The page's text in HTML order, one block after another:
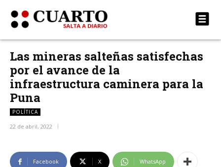
Las mineras salteñas satisfechas
por el avance de la
infraestructura caminera para la
Puna
POLÍTICA
22 de abril, 2022
Facebook X WhatsApp